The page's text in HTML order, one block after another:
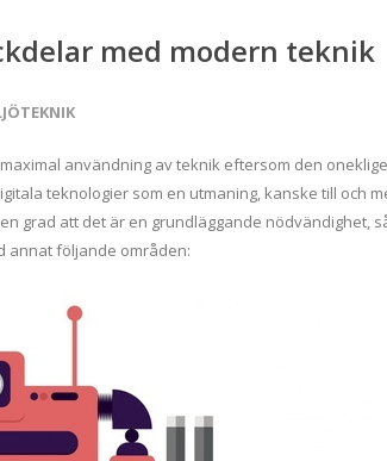
med modern teknik
användning av teknik eftersom den
teknologier som en utmaning, kanske till och
grad att det är en grundläggande nödvändighet,
annat följande områden: